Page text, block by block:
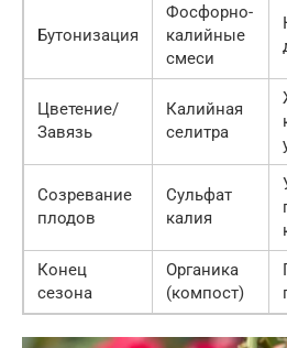
Бутонизация
Фосфорно-
калийные
смеси
Цветение/
Завязь
Калийная
селитра
Созревание
плодов
Сульфат
калия
Конец
сезона
Органика
(компост)